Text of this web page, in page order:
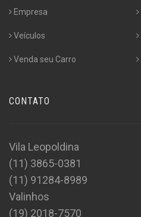
Empresa
Veículos
Venda seu Carro
CONTATO
Vila Leopoldina
(11) 3865-0381
(11) 91284-8989
Valinhos
(19) 2018-7570